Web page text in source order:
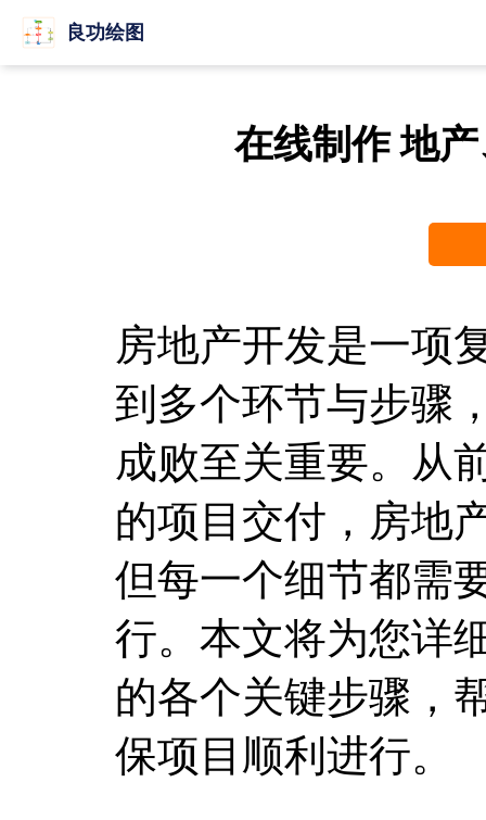
良功绘图
在线制作 地
房地产开发是一项
到多个环节与步骤
成败至关重要。从
的项目交付，房地
但每一个细节都需
行。本文将为您详
的各个关键步骤，
保项目顺利进行。